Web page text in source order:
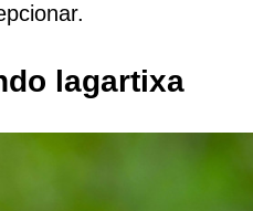
lagartixa